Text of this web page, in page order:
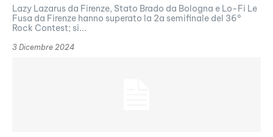
Lazy Lazarus da Firenze, Stato Brado da Bologna e Lo-Fi Le
Fusa da Firenze hanno superato la 2a semifinale del 36°
Rock Contest; si...
3 Dicembre 2024